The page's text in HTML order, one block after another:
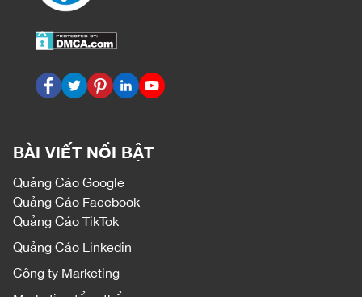
BÀI VIẾT NỔI BẬT
Quảng Cáo Google
Quảng Cáo Facebook
Quảng Cáo TikTok
Quảng Cáo Linkedin
Công ty Marketing